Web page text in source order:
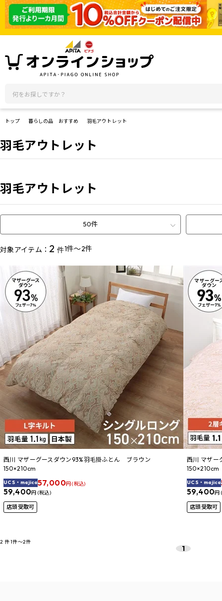
トップ 暮らしの品 おすすめ 羽毛アウトレット
羽毛アウトレット
羽毛アウトレット
50件
対象アイテム： 2件1件～2件
西川 マザーグースダウン93%羽毛掛ふとん ブラウン
150×210cm
UCS・majica57,000円 (税込)
59,400円 (税込)
店頭受取可
西川 マザ
150×210cm
UCS・majica
59,400円
店頭受取可
2 件1件～2件
1